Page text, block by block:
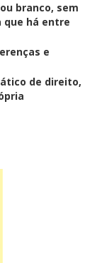
candidato
até terça
a ser emitido
branco, sem
que há entre
e
de direito,